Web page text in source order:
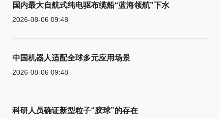
国内最大自航式纯电驱布缆船“蓝海领航”下水
2026-08-06 09:48
中国机器人适配全球多元应用场景
2026-08-06 09:48
科研人员确证新型粒子“胶球”的存在